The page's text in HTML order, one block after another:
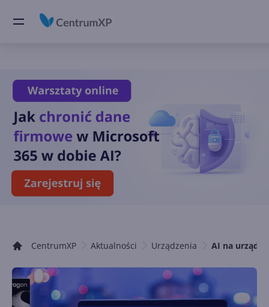
CentrumXP Aktualności Urządzenia AI na